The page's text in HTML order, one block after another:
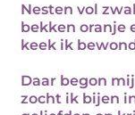
Nesten vol
bekken oranje
keek ik
Daar begon
zocht ik bijen